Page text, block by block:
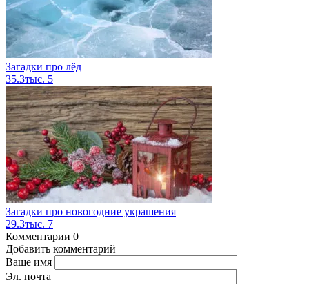
Загадки про лёд
35.3тыс. 5
Загадки про новогодние украшения
29.3тыс. 7
Комментарии 0
Добавить комментарий
Ваше имя
Эл. почта